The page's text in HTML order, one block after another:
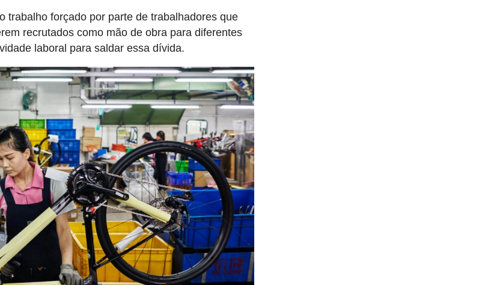
trabalho forçado por parte de trabalhadores que
recrutados como mão de obra para diferentes
laboral para saldar essa dívida.